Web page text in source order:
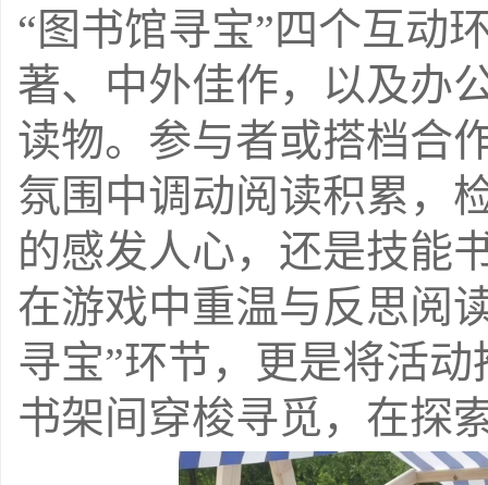
“图书馆寻宝”四个互动
著、中外佳作，以及办
读物。参与者或搭档合
氛围中调动阅读积累，
的感发人心，还是技能
在游戏中重温与反思阅
寻宝”环节，更是将活
书架间穿梭寻觅，在探